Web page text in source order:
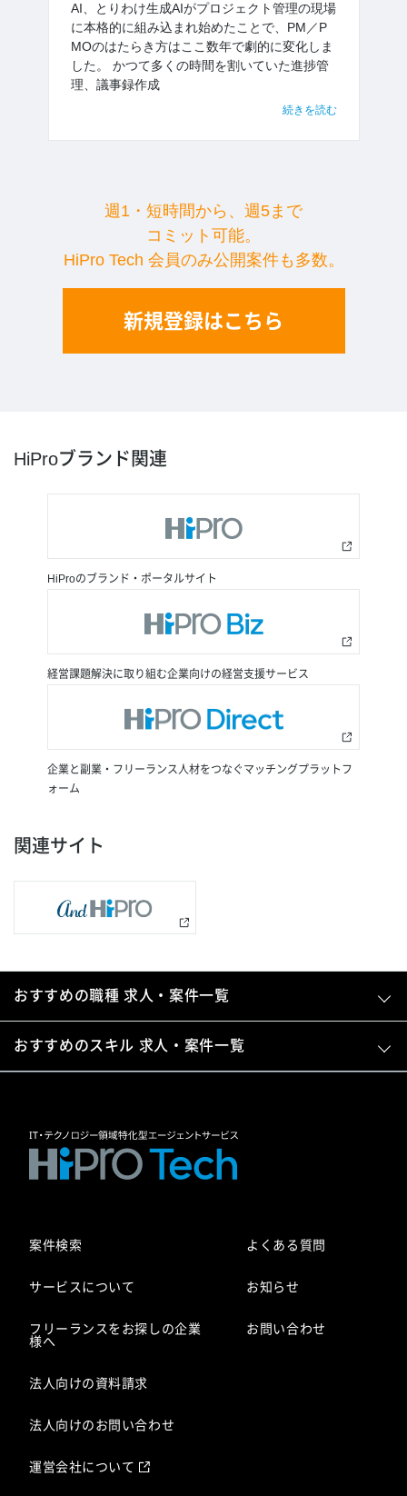
AI、とりわけ生成AIがプロジェクト管理の現場
に本格的に組み込まれ始めたことで、PM／P
MOのはたらき方はここ数年で劇的に変化しま
した。 かつて多くの時間を割いていた進捗管
理、議事録作成
続きを読む
週1・短時間から、週5まで
コミット可能。
HiPro Tech 会員のみ公開案件も多数。
新規登録はこちら
HiProブランド関連
HiProのブランド・ポータルサイト
経営課題解決に取り組む企業向けの経営支援サービス
企業と副業・フリーランス人材をつなぐマッチングプラットフ
ォーム
関連サイト
おすすめの職種 求人・案件一覧
おすすめのスキル 求人・案件一覧
案件検索
サービスについて
フリーランスをお探しの企業
様へ
法人向けの資料請求
法人向けのお問い合わせ
よくある質問
お知らせ
お問い合わせ
運営会社について